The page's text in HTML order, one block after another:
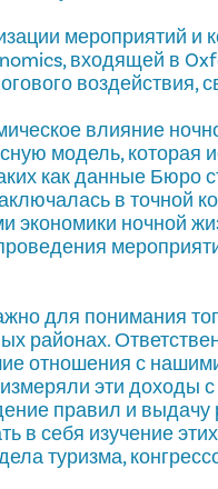
мероприятий и
входящей в
воздействия,
влияние
модель,
как данные
в точной
экономики ночной
для понимания
районах.
отношения с
эти доходы
правил и
в себя изучение
туризма,